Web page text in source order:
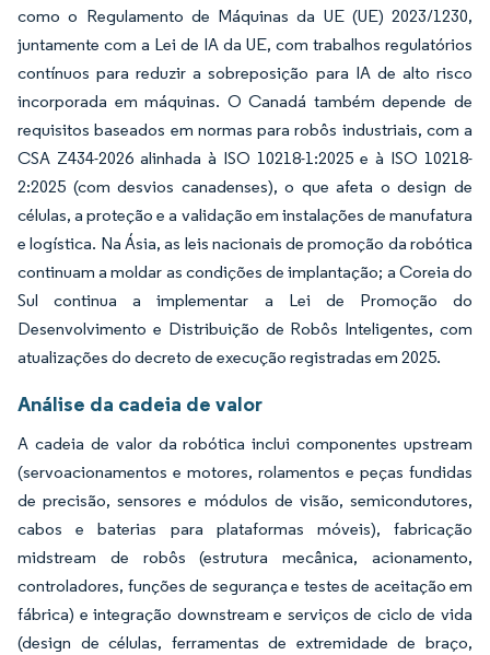
como o Regulamento de Máquinas da UE (UE) 2023/1230,
juntamente com a Lei de IA da UE, com trabalhos regulatórios
contínuos para reduzir a sobreposição para IA de alto risco
incorporada em máquinas. O Canadá também depende de
requisitos baseados em normas para robôs industriais, com a
CSA Z434-2026 alinhada à ISO 10218-1:2025 e à ISO 10218-
2:2025 (com desvios canadenses), o que afeta o design de
células, a proteção e a validação em instalações de manufatura
e logística. Na Ásia, as leis nacionais de promoção da robótica
continuam a moldar as condições de implantação; a Coreia do
Sul continua a implementar a Lei de Promoção do
Desenvolvimento e Distribuição de Robôs Inteligentes, com
atualizações do decreto de execução registradas em 2025.
Análise da cadeia de valor
A cadeia de valor da robótica inclui componentes upstream
(servoacionamentos e motores, rolamentos e peças fundidas
de precisão, sensores e módulos de visão, semicondutores,
cabos e baterias para plataformas móveis), fabricação
midstream de robôs (estrutura mecânica, acionamento,
controladores, funções de segurança e testes de aceitação em
fábrica) e integração downstream e serviços de ciclo de vida
(design de células, ferramentas de extremidade de braço,